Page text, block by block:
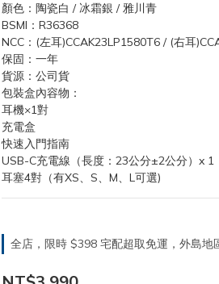
顏色：陶瓷白 / 冰霜銀 / 雅川青
BSMI：R36368
NCC：(左耳)CCAK23LP1580T6 / (右耳
保固：一年
貨源：公司貨
包裝盒內容物：
耳機×1對
充電盒
快速入門指南
USB-C充電線（長度：23公分±2公分）x 1
耳塞4對（有XS、S、M、L可選)
全店，限時 $398 宅配超取免運，外島地